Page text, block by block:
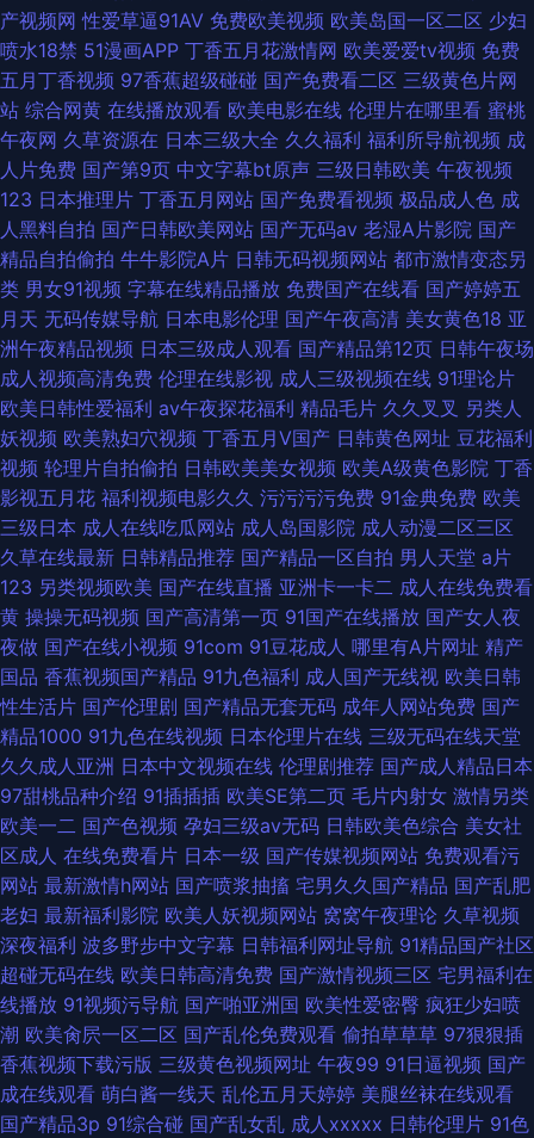
产视频网 性爱草逼91AV 免费欧美视频 欧美岛国一区二区 少妇
喷水18禁 51漫画APP 丁香五月花激情网 欧美爱爱tv视频 免费
五月丁香视频 97香蕉超级碰碰 国产免费看二区 三级黄色片网
站 综合网黄 在线播放观看 欧美电影在线 伦理片在哪里看 蜜桃
午夜网 久草资源在 日本三级大全 久久福利 福利所导航视频 成
人片免费 国产第9页 中文字幕bt原声 三级日韩欧美 午夜视频
123 日本推理片 丁香五月网站 国产免费看视频 极品成人色 成
人黑料自拍 国产日韩欧美网站 国产无码av 老湿A片影院 国产
精品自拍偷拍 牛牛影院A片 日韩无码视频网站 都市激情变态另
类 男女91视频 字幕在线精品播放 免费国产在线看 国产婷婷五
月天 无码传媒导航 日本电影伦理 国产午夜高清 美女黄色18 亚
洲午夜精品视频 日本三级成人观看 国产精品第12页 日韩午夜场
成人视频高清免费 伦理在线影视 成人三级视频在线 91理论片
欧美日韩性爱福利 av午夜探花福利 精品毛片 久久叉叉 另类人
妖视频 欧美熟妇穴视频 丁香五月V国产 日韩黄色网址 豆花福利
视频 轮理片自拍偷拍 日韩欧美美女视频 欧美A级黄色影院 丁香
影视五月花 福利视频电影久久 污污污污免费 91金典免费 欧美
三级日本 成人在线吃瓜网站 成人岛国影院 成人动漫二区三区
久草在线最新 日韩精品推荐 国产精品一区自拍 男人天堂 a片
123 另类视频欧美 国产在线直播 亚洲卡一卡二 成人在线免费看
黄 操操无码视频 国产高清第一页 91国产在线播放 国产女人夜
夜做 国产在线小视频 91com 91豆花成人 哪里有A片网址 精产
国品 香蕉视频国产精品 91九色福利 成人国产无线视 欧美日韩
性生活片 国产伦理剧 国产精品无套无码 成年人网站免费 国产
精品1000 91九色在线视频 日本伦理片在线 三级无码在线天堂
久久成人亚洲 日本中文视频在线 伦理剧推荐 国产成人精品日本
97甜桃品种介绍 91插插插 欧美SE第二页 毛片内射女 激情另类
欧美一二 国产色视频 孕妇三级av无码 日韩欧美色综合 美女社
区成人 在线免费看片 日本一级 国产传媒视频网站 免费观看污
网站 最新激情h网站 国产喷浆抽搐 宅男久久国产精品 国产乱肥
老妇 最新福利影院 欧美人妖视频网站 窝窝午夜理论 久草视频
深夜福利 波多野步中文字幕 日韩福利网址导航 91精品国产社区
超碰无码在线 欧美日韩高清免费 国产激情视频三区 宅男福利在
线播放 91视频污导航 国产啪亚洲国 欧美性爱密臀 疯狂少妇喷
潮 欧美肏屄一区二区 国产乱伦免费观看 偷拍草草草 97狠狠插
香蕉视频下载污版 三级黄色视频网址 午夜99 91日逼视频 国产
成在线观看 萌白酱一线天 乱伦五月天婷婷 美腿丝袜在线观看
国产精品3p 91综合碰 国产乱女乱 成人xxxxx 日韩伦理片 91色